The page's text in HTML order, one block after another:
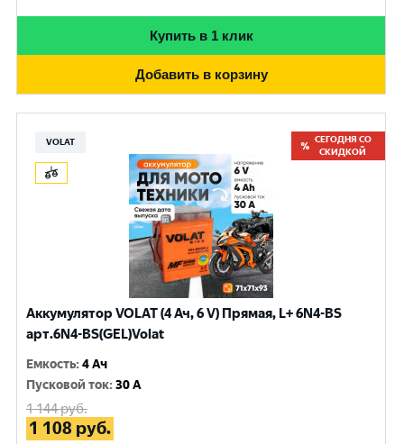
Купить в 1 клик
Добавить в корзину
VOLAT
СЕГОДНЯ СО
СКИДКОЙ
Аккумулятор VOLAT (4 Ач, 6 V) Прямая, L+ 6N4-BS
арт.6N4-BS(GEL)Volat
Емкость:4 Ач
Пусковой ток:30 A
1 144руб.
1 108 руб.